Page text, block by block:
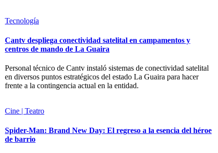
Tecnología
Cantv despliega conectividad satelital en campamentos y
centros de mando de La Guaira
Personal técnico de Cantv instaló sistemas de conectividad satelital
en diversos puntos estratégicos del estado La Guaira para hacer
frente a la contingencia actual en la entidad.
Cine | Teatro
Spider-Man: Brand New Day: El regreso a la esencia del héroe
de barrio